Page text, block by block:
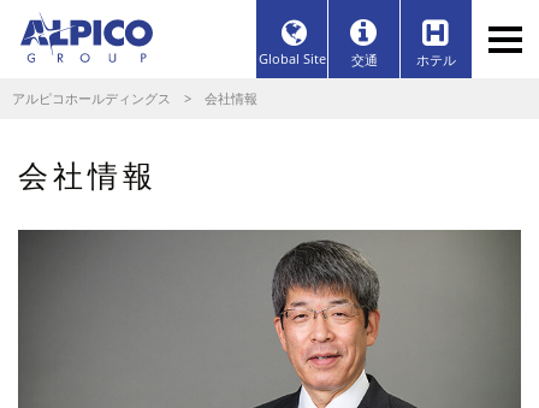
Global Site 交通 ホテル
アルピコホールディングス > 会社情報
会社情報